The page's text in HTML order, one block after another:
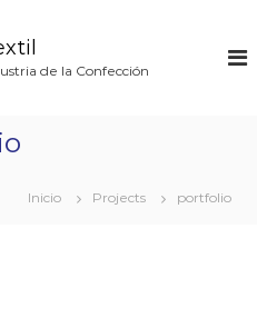
de la Confección
Inicio Projects portfolio